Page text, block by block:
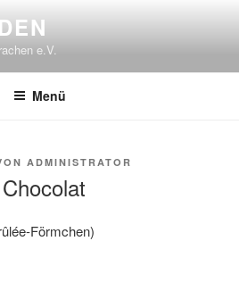
e.V.
Menü
ADMINISTRATOR
Förmchen)